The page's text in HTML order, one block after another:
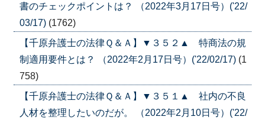
書のチェックポイントは？ （2022年3月17日号）('22/
03/17) (1762)
【千原弁護士の法律Ｑ＆Ａ】▼３５２▲ 特商法の規
制適用要件とは？ （2022年2月17日号）('22/02/17) (1
758)
【千原弁護士の法律Ｑ＆Ａ】▼３５１▲ 社内の不良
人材を整理したいのだが。 （2022年2月10日号）('22/